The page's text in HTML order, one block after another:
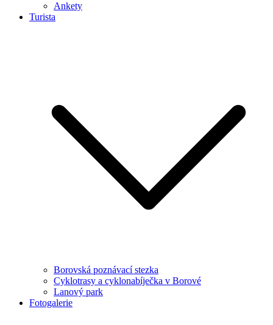
Ankety
Turista
Borovská poznávací stezka
Cyklotrasy a cyklonabíječka v Borové
Lanový park
Fotogalerie